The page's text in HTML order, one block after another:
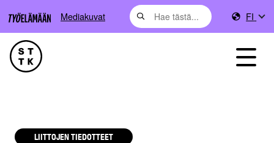
Mediakuvat FI
LIITTOJEN TIEDOTTEET